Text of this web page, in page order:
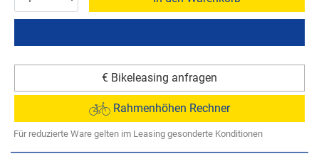
€ Bikeleasing anfragen
Rahmenhöhen Rechner
Für reduzierte Ware gelten im Leasing gesonderte Konditionen